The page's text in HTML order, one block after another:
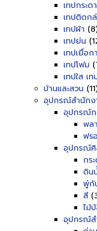
เทปกระ
เทปติดก
เทปผ้า
เทปย่น
เทปเยื่อ
เทปโฟม
เทปใส เ
บ้านและสวน
อุปกรณ์สำนักง
อุปกรณ์ก
พล
ฟร
อุปกรณ์ศิ
กร
ดิน
พู่กั
สี
ไม้
อุปกรณ์ส